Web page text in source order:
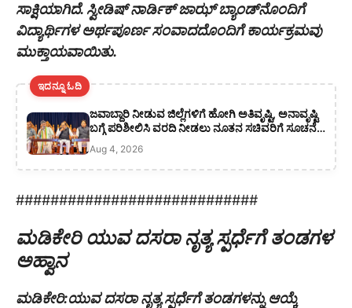
ಸಾಕ್ಷಿಯಾಗಿದೆ. ಸ್ವೀಡಿಷ್ ನಾರ್ಡಿಕ್ ಜಾಝ್ ಬ್ಯಾಂಡ್‌ನೊಂದಿಗೆ
ವಿದ್ಯಾರ್ಥಿಗಳ ಅರ್ಥಪೂರ್ಣ ಸಂವಾದದೊಂದಿಗೆ ಕಾರ್ಯಕ್ರಮವು
ಮುಕ್ತಾಯವಾಯಿತು.
ಇದನ್ನೂ ಓದಿ
ಜವಾಬ್ದಾರಿ ನೀಡುವ ಜಿಲ್ಲೆಗಳಿಗೆ ಹೋಗಿ ಅತಿವೃಷ್ಟಿ, ಅನಾವೃಷ್ಟಿ
ಬಗ್ಗೆ ಪರಿಶೀಲಿಸಿ ವರದಿ ನೀಡಲು ನೂತನ ಸಚಿವರಿಗೆ ಸೂಚನೆ:
Aug 4, 2026
############################
ಮಡಿಕೇರಿ ಯುವ ದಸರಾ ನೃತ್ಯ ಸ್ಪರ್ಧೆಗೆ ತಂಡಗಳ
ಅಹ್ವಾನ
ಮಡಿಕೇರಿ:ಯುವ ದಸರಾ ನೃತ್ಯ ಸ್ಪರ್ಧೆಗೆ ತಂಡಗಳನ್ನು ಆಯ್ಕೆ